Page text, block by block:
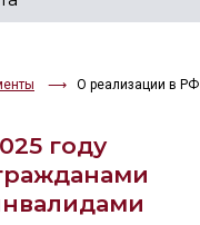
О реализации в
году